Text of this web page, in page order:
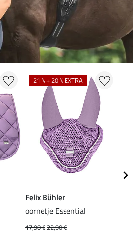
21 % + 20 % EXTRA
Felix Bühler
oornetje Essential
17,90 €22,90 €